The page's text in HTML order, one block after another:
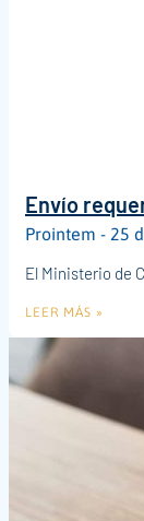
Envío
Prointem
25
El Ministerio de
LEER MÁS »